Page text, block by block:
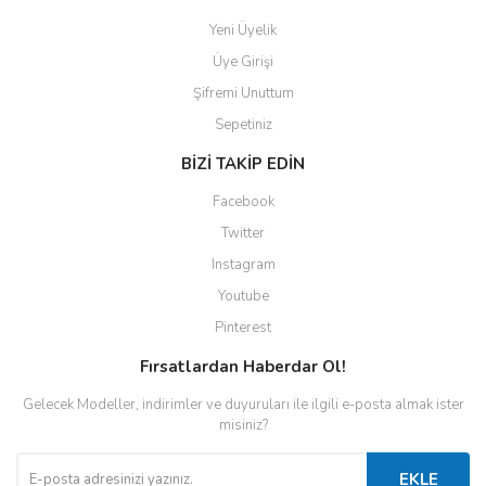
Yeni Üyelik
Üye Girişi
Şifremi Unuttum
Sepetiniz
BİZİ TAKİP EDİN
Facebook
Twitter
Instagram
Youtube
Pinterest
Fırsatlardan Haberdar Ol!
Gelecek Modeller, indirimler ve duyuruları ile ilgili e-posta almak ister
misiniz?
EKLE